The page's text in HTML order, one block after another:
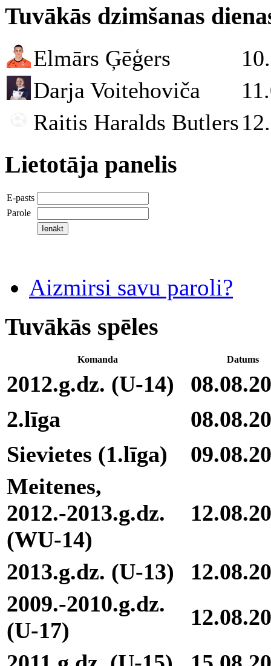
Tuvākās dzimšanas
Elmārs Ģēģers
Darja Voitehoviča
Raitis Haralds Butlers
Lietotāja panelis
E-pasts
Parole
Aizmirsi savu paroli?
Tuvākās spēles
Komanda Datums
2012.g.dz. (U-14)
2.līga
Sievietes (1.līga)
Meitenes,
2012.-2013.g.dz.
(WU-14)
2013.g.dz. (U-13)
2009.-2010.g.dz.
(U-17)